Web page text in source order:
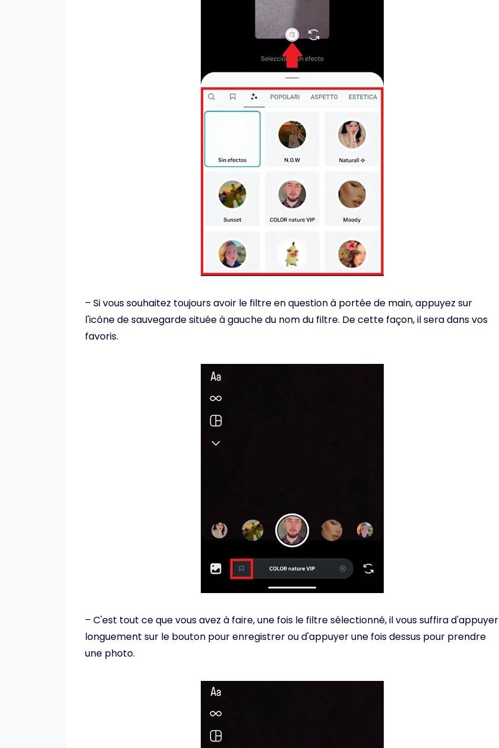
– Si vous souhaitez toujours avoir le filtre en question à portée de main, appuyez sur
l'icône de sauvegarde située à gauche du nom du filtre. De cette façon, il sera dans vos
favoris.
– C'est tout ce que vous avez à faire, une fois le filtre sélectionné, il vous suffira d'appuyer
longuement sur le bouton pour enregistrer ou d'appuyer une fois dessus pour prendre
une photo.